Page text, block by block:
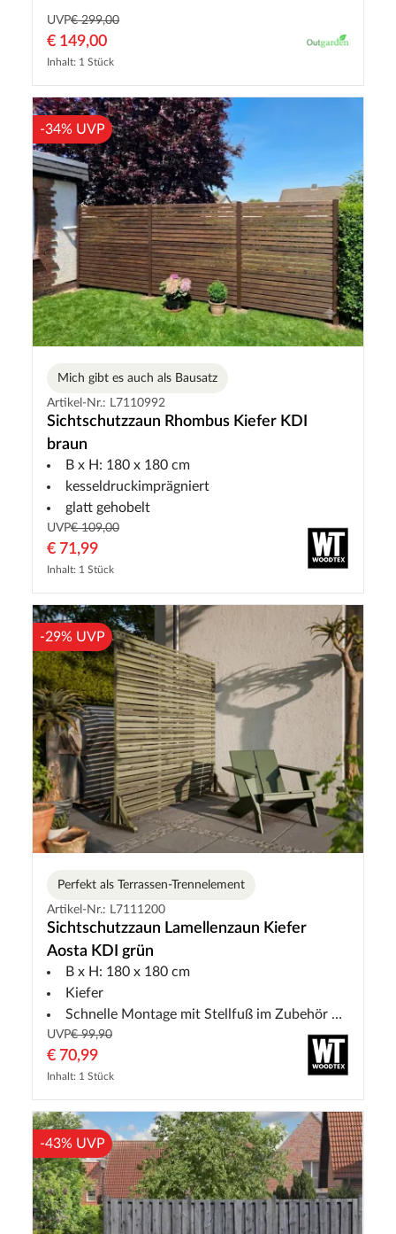
UVP€ 299,00
€ 149,00
Inhalt: 1 Stück
-34% UVP
Mich gibt es auch als Bausatz
Artikel-Nr.: L7110992
Sichtschutzzaun Rhombus Kiefer KDI
braun
B x H: 180 x 180 cm
kesseldruckimprägniert
glatt gehobelt
UVP€ 109,00
€ 71,99
Inhalt: 1 Stück
-29% UVP
Perfekt als Terrassen-Trennelement
Artikel-Nr.: L7111200
Sichtschutzzaun Lamellenzaun Kiefer
Aosta KDI grün
B x H: 180 x 180 cm
Kiefer
Schnelle Montage mit Stellfuß im Zubehör erhältlich
UVP€ 99,90
€ 70,99
Inhalt: 1 Stück
-43% UVP